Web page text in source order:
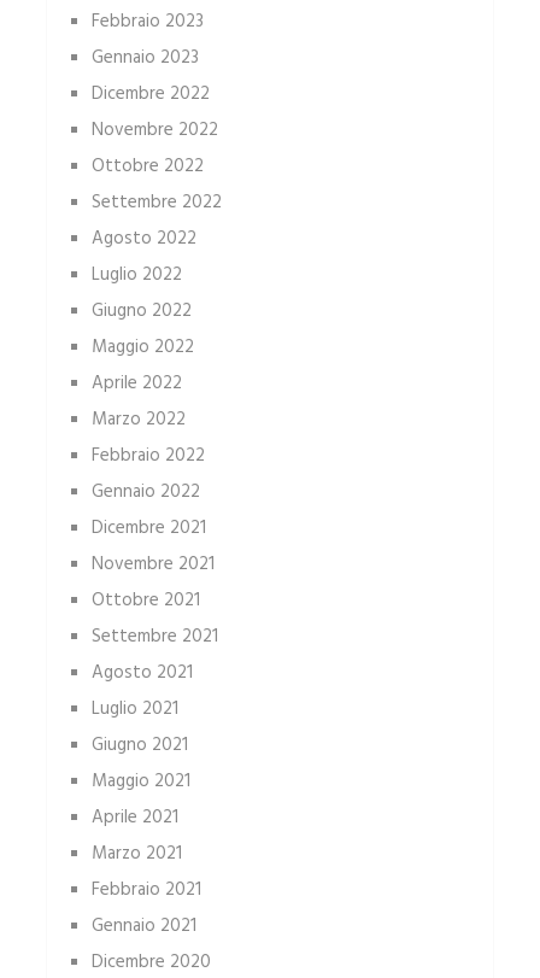
Febbraio 2023
Gennaio 2023
Dicembre 2022
Novembre 2022
Ottobre 2022
Settembre 2022
Agosto 2022
Luglio 2022
Giugno 2022
Maggio 2022
Aprile 2022
Marzo 2022
Febbraio 2022
Gennaio 2022
Dicembre 2021
Novembre 2021
Ottobre 2021
Settembre 2021
Agosto 2021
Luglio 2021
Giugno 2021
Maggio 2021
Aprile 2021
Marzo 2021
Febbraio 2021
Gennaio 2021
Dicembre 2020